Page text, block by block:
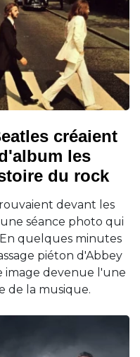
créaient
les
du rock
devant les
séance photo qui
quelques minutes
piéton d'Abbey
image devenue l'une
de la musique.